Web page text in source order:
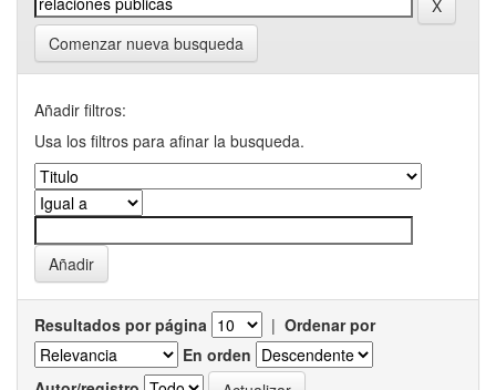
Comenzar nueva busqueda
Añadir filtros:
Usa los filtros para afinar la busqueda.
Resultados por página | Ordenar por
En orden